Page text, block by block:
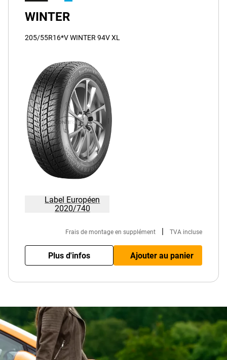
WINTER
205/55R16*V WINTER 94V XL
Label Européen
2020/740
Frais de montage en supplément | TVA incluse
Plus d'infos Ajouter au panier